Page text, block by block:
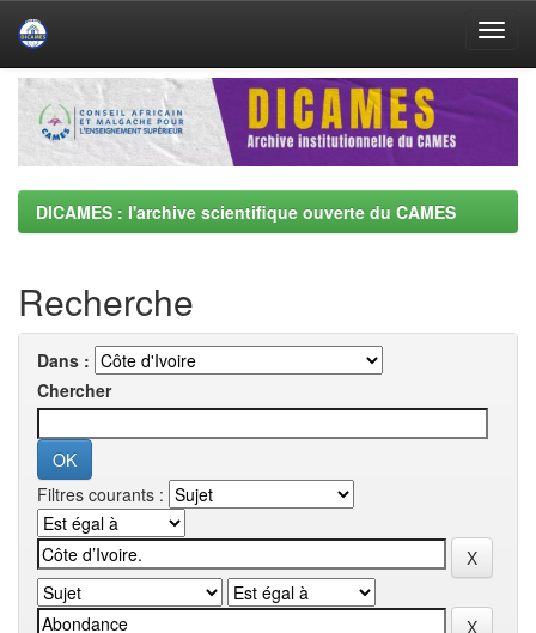
Skip
navigation
DICAMES : l'archive scientifique ouverte du CAMES
Recherche
Dans :
Chercher
Filtres courants :